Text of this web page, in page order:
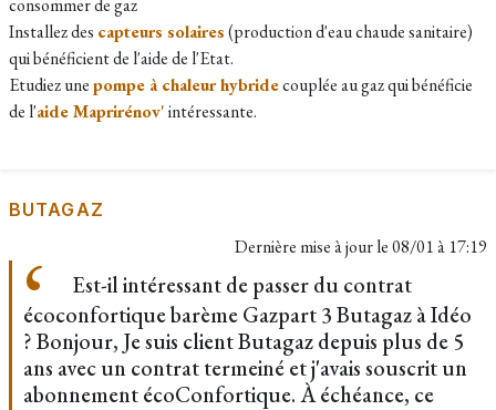
consommer de gaz
Installez des capteurs solaires(production d'eau chaude sanitaire)
qui bénéficient de l'aide de l'Etat.
Etudiez unepompe à chaleur hybridecouplée au gaz qui bénéficie
de l'aide Maprirénov'intéressante.
BUTAGAZ
Dernière mise à jour le08/01 à 17:19
Est-il intéressant de passer du contrat
écoconfortique barème Gazpart 3 Butagaz à Idéo
? Bonjour, Je suis client Butagaz depuis plus de 5
ans avec un contrat termeiné et j'avais souscrit un
abonnement écoConfortique. À échéance, ce